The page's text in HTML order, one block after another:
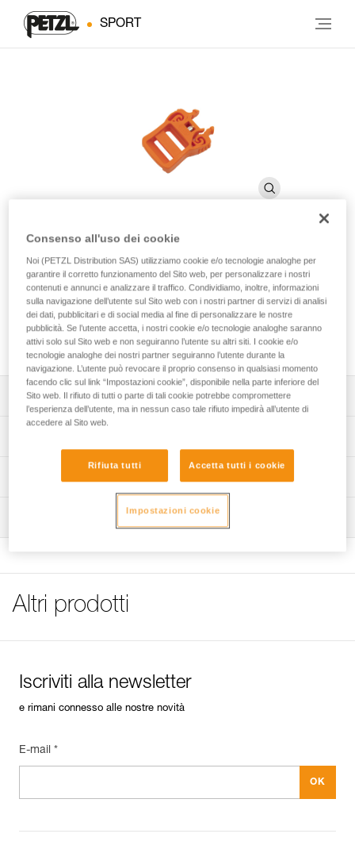
SPORT
Fibbia SIROCCO®
Fibbia per casco SIROCCO
Fibbia per casco SIROCCO.
Descrizione
Fibbia maschio con magnete.
Compatibile con i caschi SIROCCO (A073AAXX e
A073BAXX).
Certificazione(i): CE
Codice : A073AB00
FAQ
See all technical content
Altri prodotti
Iscriviti alla newsletter
e rimani connesso alle nostre novità
E-mail *
Consenso all'uso dei cookie
Noi (PETZL Distribution SAS) utilizziamo cookie e/o tecnologie analoghe per
garantire il corretto funzionamento del Sito web, per personalizzare i nostri
contenuti e annunci e analizzare il traffico. Condividiamo, inoltre, informazioni
sulla navigazione dell’utente sul Sito web con i nostri partner di servizi di analisi
dei dati, pubblicitari e di social media al fine di personalizzare le nostre
pubblicità. Se l’utente accetta, i nostri cookie e/o tecnologie analoghe saranno
attivi solo sul Sito web e non seguiranno l’utente su altri siti. I cookie e/o
tecnologie analoghe dei nostri partner seguiranno l’utente durante la
navigazione. L’utente può revocare il proprio consenso in qualsiasi momento
facendo clic sul link “Impostazioni cookie”, disponibile nella parte inferiore del
Sito web. Il rifiuto di tutti o parte di tali cookie potrebbe compromettere
l’esperienza dell’utente, ma in nessun caso tale rifiuto impedirà all’utente di
accedere al Sito web.
Rifiuta tutti Accetta tutti i cookie
Impostazioni cookie